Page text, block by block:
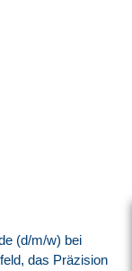
(d/m/w) bei
das Präzision